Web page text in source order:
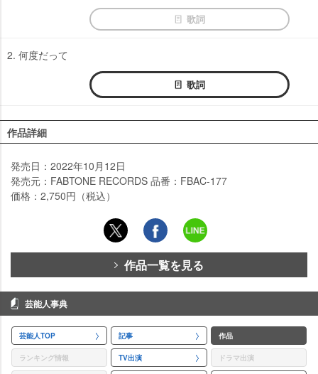
歌詞
2. 何度だって
歌詞
作品詳細
発売日：2022年10月12日
発売元：FABTONE RECORDS 品番：FBAC-177
価格：2,750円（税込）
作品一覧を見る
芸能人事典
芸能人TOP 記事 作品
ランキング情報 TV出演 ドラマ出演